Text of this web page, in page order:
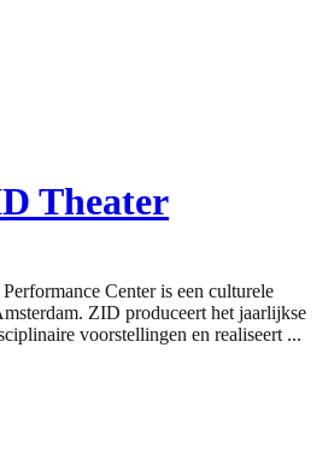
Theater
Center is een culturele
ZID produceert het jaarlijkse
voorstellingen en realiseert ...